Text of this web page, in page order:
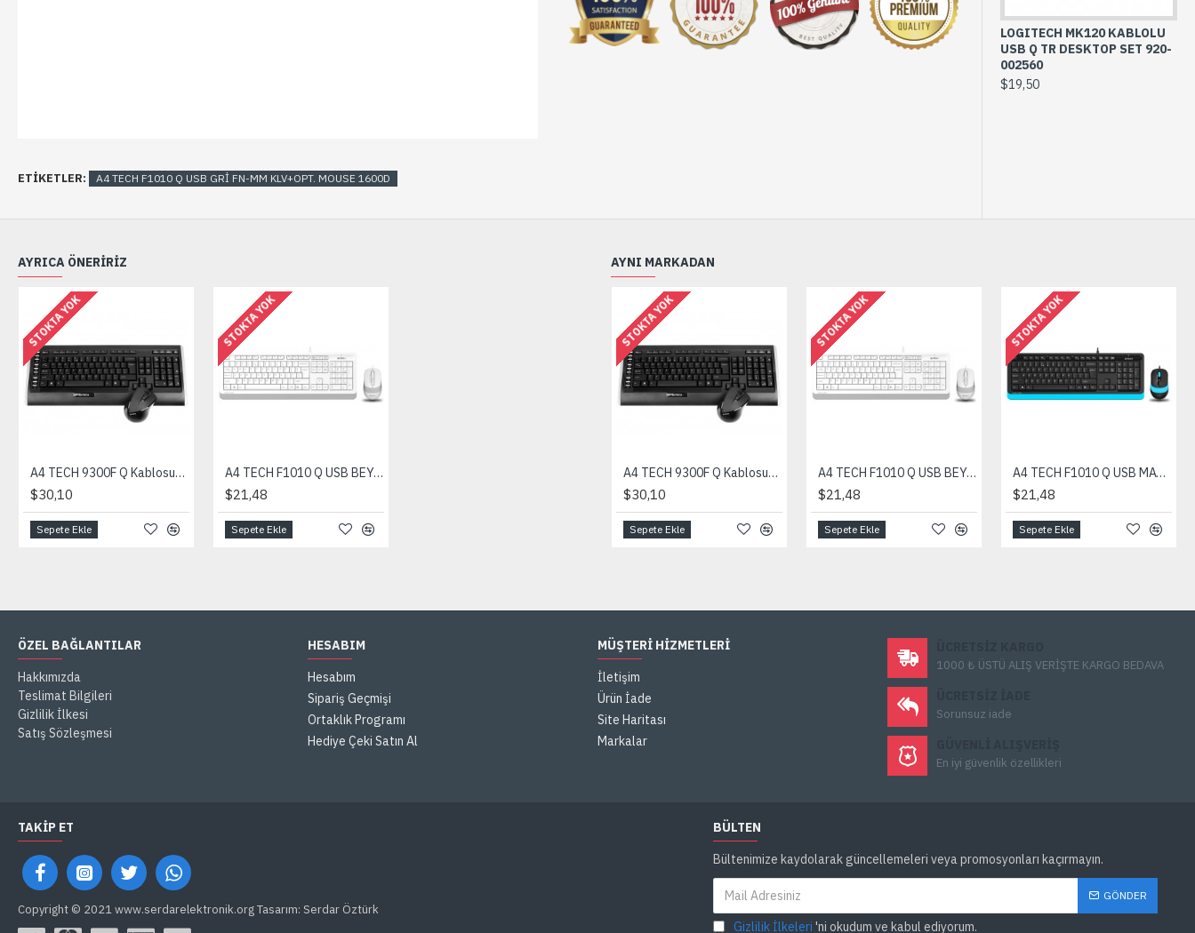
ETIKETLER: A4 TECH F1010 Q USB GRİ FN-MM KLV+OPT. MOUSE 1600D
LOGITECH MK120 KABLOLU
USB Q TR DESKTOP SET 920-
002560
$19,50
AYRICA ÖNERIRIZ
STOKTA YOK
A4 TECH 9300F Q Kablosuz Klavye Mouse Set /Siyah
$30,10
Sepete Ekle
STOKTA YOK
A4 TECH F1010 Q USB BEYAZ FN-MM KLV+OPT. MOU.1600D
$21,48
Sepete Ekle
AYNI MARKADAN
STOKTA YOK
A4 TECH 9300F Q Kablosuz Klavye Mouse Set /Siyah
$30,10
Sepete Ekle
STOKTA YOK
A4 TECH F1010 Q USB BEYAZ FN-MM KLV+OPT. MOU.1600D
$21,48
Sepete Ekle
STOKTA YOK
A4 TECH F1010 Q USB MAVİ-SİYAH FN-MM KLV+OPT. MOUSE 1600
$21,48
Sepete Ekle
ÖZEL BAĞLANTILAR
Hakkımızda
Teslimat Bilgileri
Gizlilik İlkesi
Satış Sözleşmesi
HESABIM
Hesabım
Sipariş Geçmişi
Ortaklık Programı
Hediye Çeki Satın Al
MÜŞTERI HIZMETLERI
İletişim
Ürün İade
Site Haritası
Markalar
1000 ₺ ÜSTÜ ALIŞ VERİŞTE KARGO BEDAVA
Sorunsuz iade
En iyi güvenlik özellikleri
TAKIP ET
Copyright © 2021 www.serdarelektronik.org Tasarım: Serdar Öztürk
BÜLTEN
Bültenimize kaydolarak güncellemeleri veya promosyonları kaçırmayın.
GÖNDER
Gizlilik İlkeleri 'ni okudum ve kabul ediyorum.